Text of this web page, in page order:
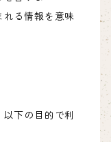
る情報を意味
下の目的で利